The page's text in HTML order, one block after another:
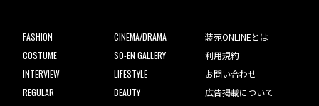
FASHION
COSTUME
INTERVIEW
REGULAR
CINEMA/DRAMA
SO-EN GALLERY
LIFESTYLE
BEAUTY
装苑ONLINEとは
利用規約
お問い合わせ
広告掲載について